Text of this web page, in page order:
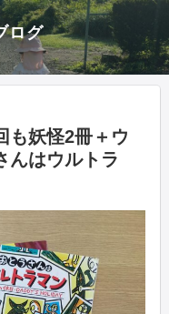
ログ
も妖怪2冊＋ウ
んはウルトラ